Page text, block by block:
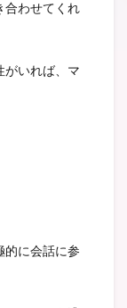
合わせてくれ
がいれば、マ
的に会話に参